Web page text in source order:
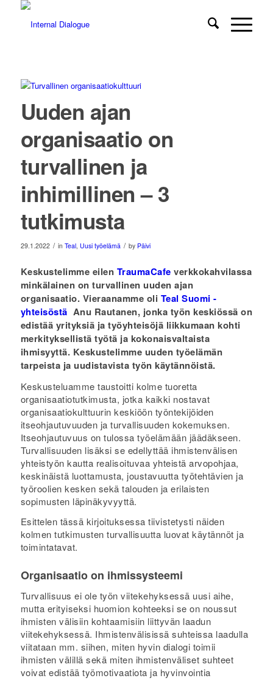
Uuden ajan
organisaatio on
turvallinen ja
inhimillinen – 3
tutkimusta
29.1.2022 / in Teal, Uusi työelämä / by Päivi
Keskustelimme eilen TraumaCafe verkkokahvilassa
minkälainen on turvallinen uuden ajan
organisaatio. Vieraanamme oli Teal Suomi -
yhteisöstä Anu Rautanen, jonka työn keskiössä on
edistää yrityksiä ja työyhteisöjä liikkumaan kohti
merkityksellistä työtä ja kokonaisvaltaista
ihmisyyttä. Keskustelimme uuden työelämän
tarpeista ja uudistavista työn käytännöistä.
Keskusteluamme taustoitti kolme tuoretta
organisaatiotutkimusta, jotka kaikki nostavat
organisaatiokulttuurin keskiöön työntekijöiden
itseohjautuvuuden ja turvallisuuden kokemuksen.
Itseohjautuvuus on tulossa työelämään jäädäkseen.
Turvallisuuden lisäksi se edellyttää ihmistenvälisen
yhteistyön kautta realisoituvaa yhteistä arvopohjaa,
keskinäistä luottamusta, joustavuutta työtehtävien ja
työroolien kesken sekä talouden ja erilaisten
sopimusten läpinäkyvyyttä.
Esittelen tässä kirjoituksessa tiivistetysti näiden
kolmen tutkimusten turvallisuutta luovat käytännöt ja
toimintatavat.
Organisaatio on ihmissysteemi
Turvallisuus ei ole työn viitekehyksessä uusi aihe,
mutta erityiseksi huomion kohteeksi se on noussut
ihmisten välisiin kohtaamisiin liittyvän laadun
viitekehyksessä. Ihmistenvälisissä suhteissa laadulla
viitataan mm. siihen, miten hyvin dialogi toimii
ihmisten välillä sekä miten ihmistenväliset suhteet
voivat edistää työmotivaatiota ja hyvinvointia